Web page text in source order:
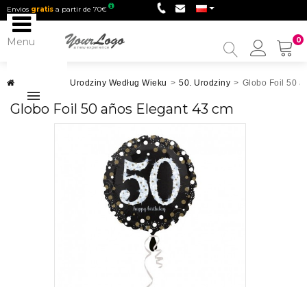
Envios gratis a partir de 70€
0
My
Menu
Urodziny Według Wieku > 50. Urodziny > Globo Foil 50
Globo Foil 50 años Elegant 43 cm